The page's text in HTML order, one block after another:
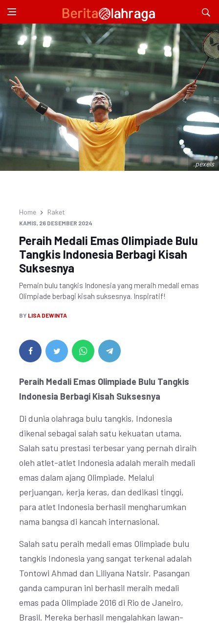
.pexels
Home Raket
KAMIS, 26 DESEMBER 2024
Peraih Medali Emas Olimpiade Bulu
Tangkis Indonesia Berbagi Kisah
Suksesnya
Pemain bulu tangkis Indonesia yang meraih medali emas
Olimpiade berbagi kisah suksesnya. Inspiratif!
BY LISA DEWINTA
Peraih Medali Emas Olimpiade Bulu Tangkis
Indonesia Berbagi Kisah Suksesnya
Di dunia olahraga bulu tangkis, Indonesia
dikenal sebagai salah satu kekuatan utama.
Salah satu prestasi terbesar yang pernah diraih
oleh atlet-atlet Indonesia adalah meraih medali
emas dalam ajang Olimpiade. Melalui
perjuangan, kerja keras, dan dedikasi tinggi,
para atlet Indonesia berhasil mengharumkan
nama bangsa di kancah internasional.
Salah satu peraih medali emas Olimpiade bulu
tangkis Indonesia yang sangat terkenal adalah
Tontowi Ahmad dan Liliyana Natsir. Pasangan
ganda campuran ini berhasil meraih medali
emas pada Olimpiade 2016 di Rio de Janeiro,
Brasil. Mereka berhasil mengalahkan lawan-